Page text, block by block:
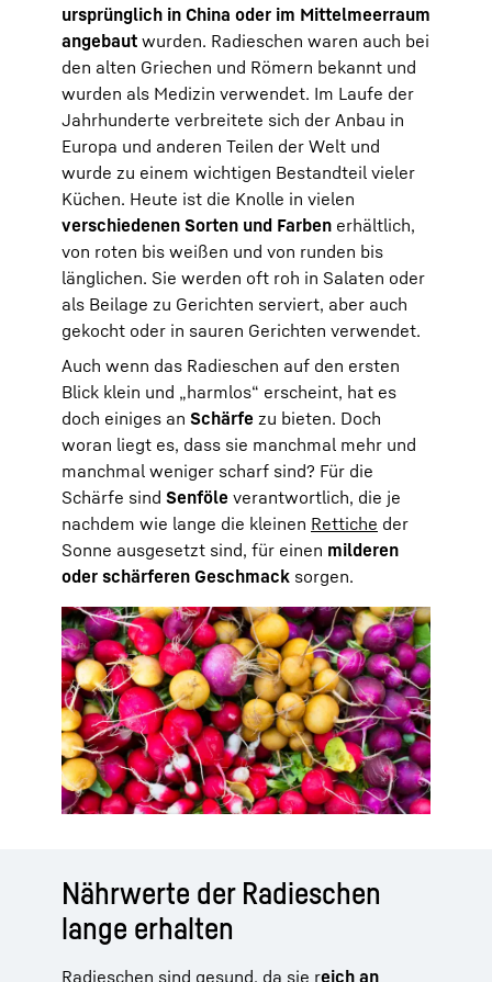
ursprünglich in China oder im Mittelmeerraum
angebaut wurden. Radieschen waren auch bei
den alten Griechen und Römern bekannt und
wurden als Medizin verwendet. Im Laufe der
Jahrhunderte verbreitete sich der Anbau in
Europa und anderen Teilen der Welt und
wurde zu einem wichtigen Bestandteil vieler
Küchen. Heute ist die Knolle in vielen
verschiedenen Sorten und Farben erhältlich,
von roten bis weißen und von runden bis
länglichen. Sie werden oft roh in Salaten oder
als Beilage zu Gerichten serviert, aber auch
gekocht oder in sauren Gerichten verwendet.
Auch wenn das Radieschen auf den ersten
Blick klein und „harmlos“ erscheint, hat es
doch einiges an Schärfe zu bieten. Doch
woran liegt es, dass sie manchmal mehr und
manchmal weniger scharf sind? Für die
Schärfe sind Senföle verantwortlich, die je
nachdem wie lange die kleinen Rettiche der
Sonne ausgesetzt sind, für einen milderen
oder schärferen Geschmack sorgen.
Nährwerte der Radieschen
lange erhalten
Radieschen sind gesund, da sie reich an